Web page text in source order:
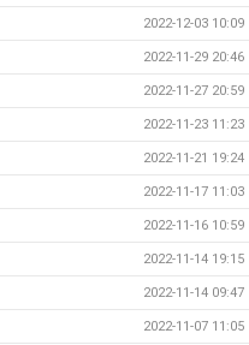
2022-12-03 10:09
2022-11-29 20:46
2022-11-27 20:59
2022-11-23 11:23
2022-11-21 19:24
2022-11-17 11:03
2022-11-16 10:59
2022-11-14 19:15
2022-11-14 09:47
2022-11-07 11:05